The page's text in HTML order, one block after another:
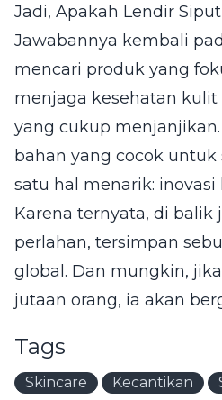
Jadi, Apakah Lendir
Jawabannya kembali
mencari produk yang
menjaga kesehatan kulit
yang cukup
bahan yang cocok untuk
satu hal menarik:
Karena ternyata, di
perlahan, tersimpan
global. Dan mungkin,
jutaan orang, ia akan
Tags
Skincare Kecantikan